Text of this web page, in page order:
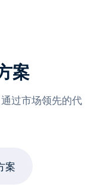
案
过市场领先的代
案